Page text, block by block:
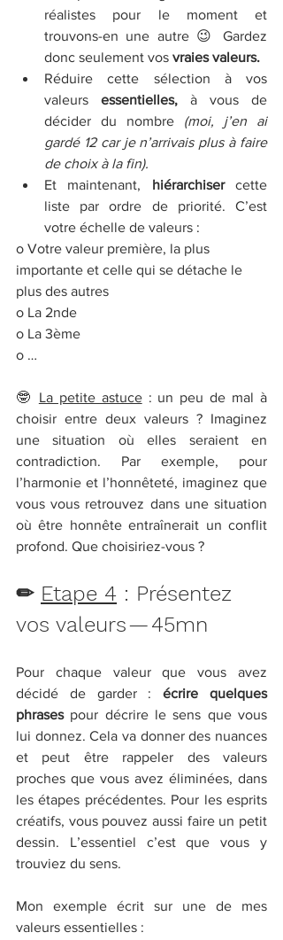
réalistes pour le moment et
trouvons-en une autre 😉 Gardez
donc seulement vos vraies valeurs.
Réduire cette sélection à vos
valeurs essentielles, à vous de
décider du nombre (moi, j’en ai
gardé 12 car je n’arrivais plus à faire
de choix à la fin).
Et maintenant, hiérarchiser cette
liste par ordre de priorité. C’est
votre échelle de valeurs :
o Votre valeur première, la plus
importante et celle qui se détache le
plus des autres
o La 2nde
o La 3ème
o …
🤓 La petite astuce : un peu de mal à
choisir entre deux valeurs ? Imaginez
une situation où elles seraient en
contradiction. Par exemple, pour
l’harmonie et l’honnêteté, imaginez que
vous vous retrouvez dans une situation
où être honnête entraînerait un conflit
profond. Que choisiriez-vous ?
✏ Etape 4 : Présentez
vos valeurs — 45mn
Pour chaque valeur que vous avez
décidé de garder : écrire quelques
phrases pour décrire le sens que vous
lui donnez. Cela va donner des nuances
et peut être rappeler des valeurs
proches que vous avez éliminées, dans
les étapes précédentes. Pour les esprits
créatifs, vous pouvez aussi faire un petit
dessin. L’essentiel c’est que vous y
trouviez du sens.
Mon exemple écrit sur une de mes
valeurs essentielles :